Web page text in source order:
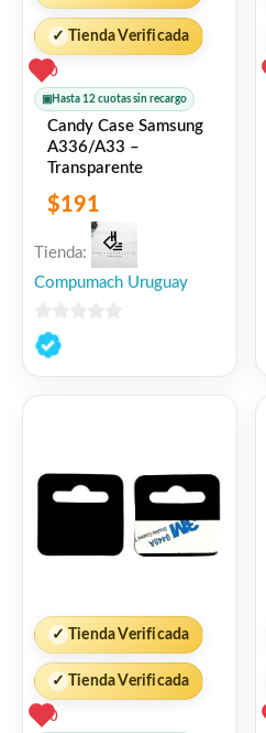
✓ Tienda Verificada
0
▣ Hasta 12 cuotas sin recargo
Candy Case Samsung
A336/A33 –
Transparente
$191
Tienda:
Compumach Uruguay
0
de
✓ Tienda Verificada
✓ Tienda Verificada
0